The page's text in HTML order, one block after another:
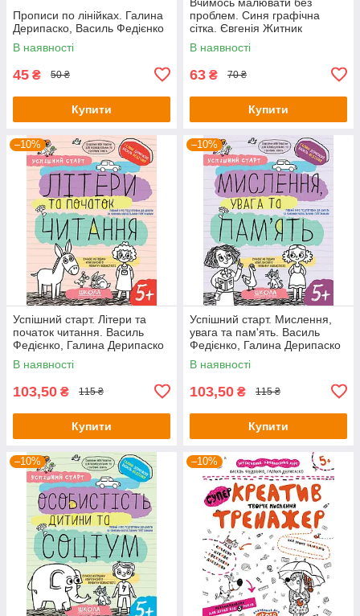
Прописи по лінійках. Галина
Дерипаско, Василь Федієнко
В наявності
45 ₴ 50 ₴
Купити
проблем. Синя графічна
сітка. Євгенія Житник
В наявності
63 ₴ 70 ₴
Купити
–10%
Успішний старт. Літери та
початок читання. Василь
Федієнко, Галина Дерипаско
В наявності
103,50 ₴ 115 ₴
Купити
–10%
Успішний старт. Мислення,
увага та пам'ять. Василь
Федієнко, Галина Дерипаско
В наявності
103,50 ₴ 115 ₴
Купити
–10% –10%